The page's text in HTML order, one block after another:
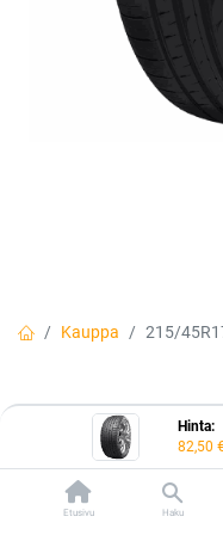
Hinta:
82,50
Etusivu Haku
Kauppa 215/
215/45R17
STRADA MAX